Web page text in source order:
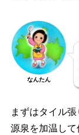
なんたん
まずはタイル張
源泉を加温し